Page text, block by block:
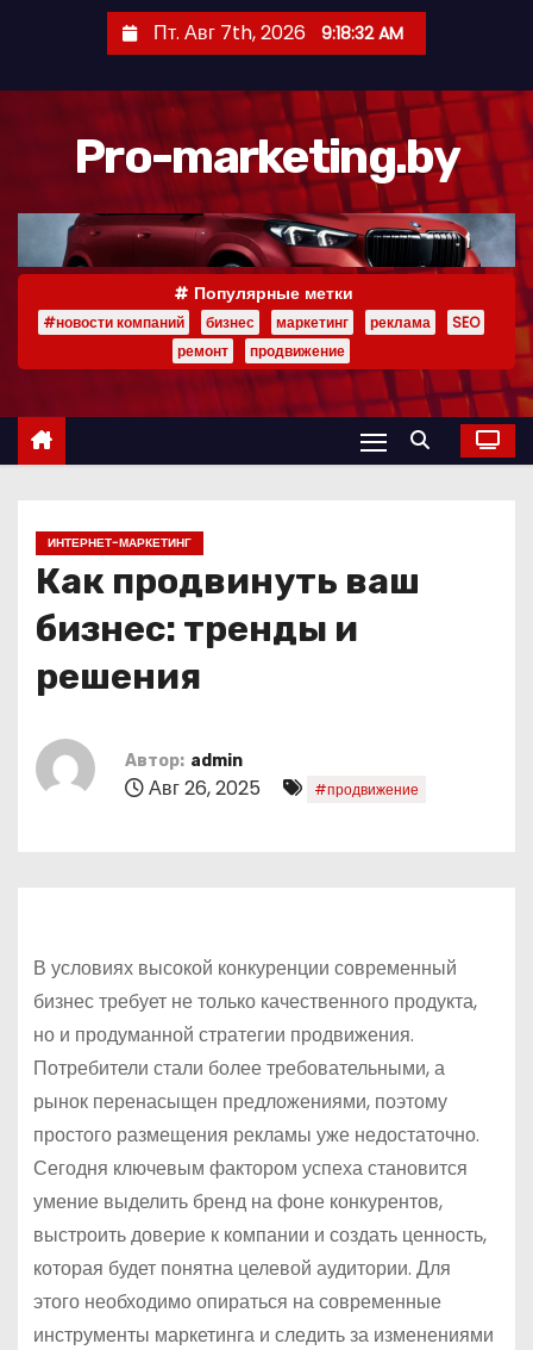
р
Пт. Авг 7th, 2026 9:18:33 AM
Pro-marketing.by
Популярные метки
#новости компаний бизнес маркетинг реклама
SEO
ремонт
продвижение
ИНТЕРНЕТ-МАРКЕТИНГ
Как продвинуть ваш
бизнес: тренды и
решения
Автор: admin
Авг 26, 2025 #продвижение
В условиях высокой конкуренции современный
бизнес требует не только качественного продукта,
но и продуманной стратегии продвижения.
Потребители стали более требовательными, а
рынок перенасыщен предложениями, поэтому
простого размещения рекламы уже недостаточно.
Сегодня ключевым фактором успеха становится
умение выделить бренд на фоне конкурентов,
выстроить доверие к компании и создать ценность,
которая будет понятна целевой аудитории. Для
этого необходимо опираться на современные
инструменты маркетинга и следить за изменениями